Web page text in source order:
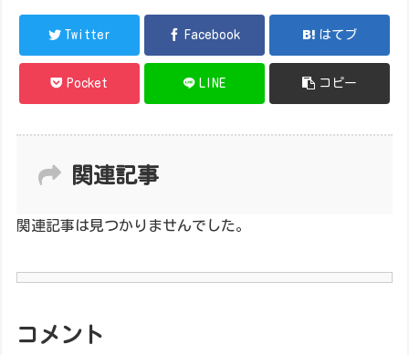
Twitter Facebook はてブ
Pocket LINE コピー
関連記事
関連記事は見つかりませんでした。
コメント